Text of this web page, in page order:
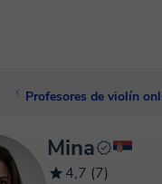
Profesores de violín
Mina
4,7 (7)